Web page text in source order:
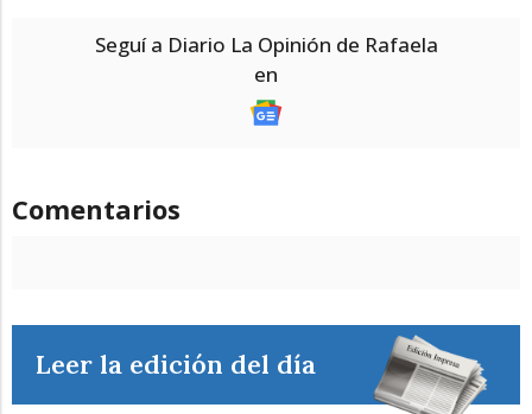
Seguí a Diario La Opinión de Rafaela
en
Comentarios
Leer la edición del día